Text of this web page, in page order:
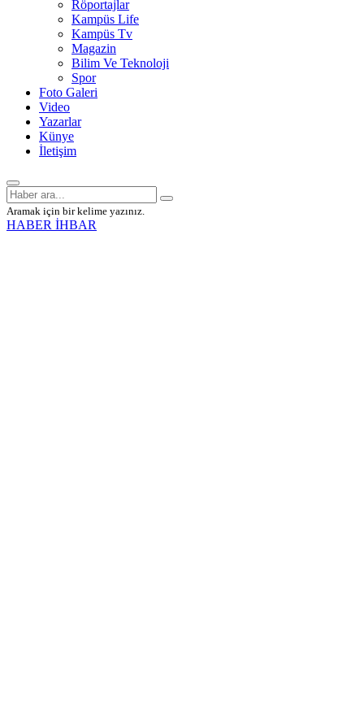
Röportajlar
Kampüs Life
Kampüs Tv
Magazin
Bilim Ve Teknoloji
Spor
Foto Galeri
Video
Yazarlar
Künye
İletişim
Aramak için bir kelime yazınız.
HABER İHBAR